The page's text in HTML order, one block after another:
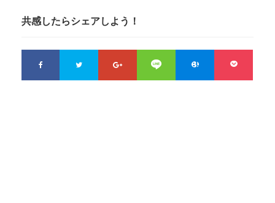
共感したらシェアしよう！